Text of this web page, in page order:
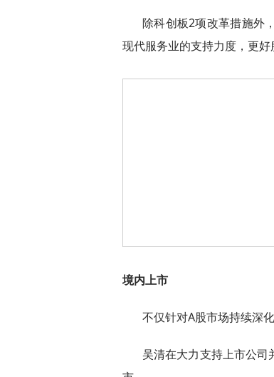
除科创板2项改革措施外
现代服务业的支持力度，更好
境内上市
不仅针对A股市场持续深
吴清在大力支持上市公司